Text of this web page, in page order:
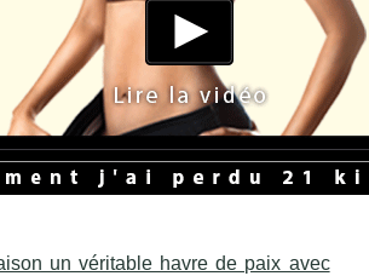
un véritable havre de paix avec